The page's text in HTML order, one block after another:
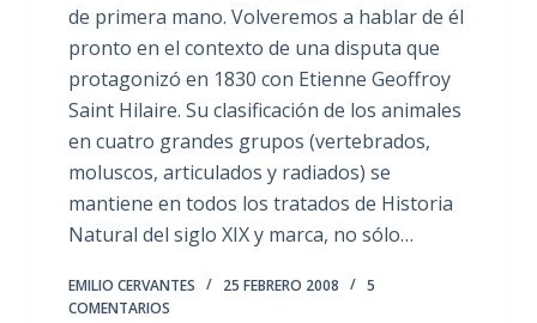
de primera mano. Volveremos a hablar de él
pronto en el contexto de una disputa que
protagonizó en 1830 con Etienne Geoffroy
Saint Hilaire. Su clasificación de los animales
en cuatro grandes grupos (vertebrados,
moluscos, articulados y radiados) se
mantiene en todos los tratados de Historia
Natural del siglo XIX y marca, no sólo…
EMILIO CERVANTES 25 FEBRERO 2008
5
COMENTARIOS